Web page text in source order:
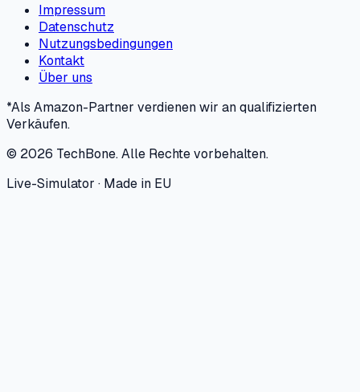
Impressum
Datenschutz
Nutzungsbedingungen
Kontakt
Über uns
*Als Amazon-Partner verdienen wir an qualifizierten
Verkäufen.
© 2026 TechBone.Alle Rechte vorbehalten.
Live-Simulator · Made in EU